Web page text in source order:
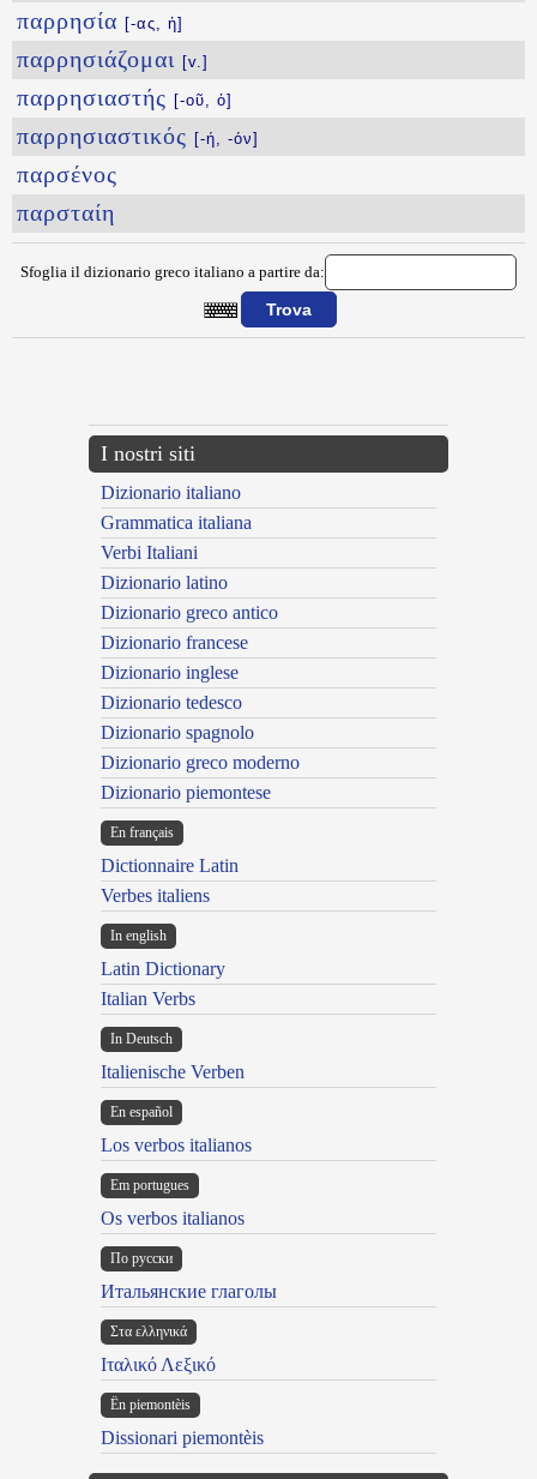
παρρησία [-ας, ἡ]
παρρησιάζομαι [v.]
παρρησιαστής [-οῦ, ὁ]
παρρησιαστικός [-ή, -όν]
παρσένος
παρσταίη
Sfoglia il dizionario greco italiano a partire da:
I nostri siti
Dizionario italiano
Grammatica italiana
Verbi Italiani
Dizionario latino
Dizionario greco antico
Dizionario francese
Dizionario inglese
Dizionario tedesco
Dizionario spagnolo
Dizionario greco moderno
Dizionario piemontese
En français
Dictionnaire Latin
Verbes italiens
In english
Latin Dictionary
Italian Verbs
In Deutsch
Italienische Verben
En español
Los verbos italianos
Em portugues
Os verbos italianos
По русски
Итальянские глаголы
Στα ελληνικά
Ιταλικό Λεξικό
Ën piemontèis
Dissionari piemontèis